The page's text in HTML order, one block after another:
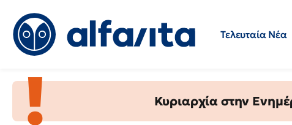
Τελευταία Νέα
Κυριαρχία στην